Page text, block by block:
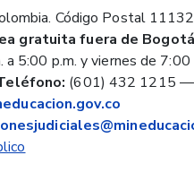
Código Postal
gratuita fuera de
5:00 p.m. y viernes de 7:00
(601) 432 1215 —